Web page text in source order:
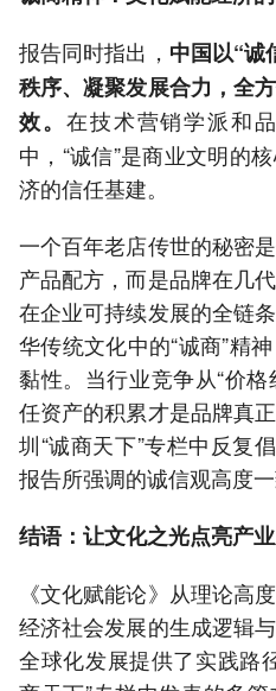
报告同时指出， 中国以“诚
秩序、凝聚发展合力，全
效。 在技术营销学派和
中，“诚信”是商业文明的
济的信任基建。
一个百年老店传世的秘密
产品配方，而是品牌在几
在企业可持续发展的全链
华传统文化中的“诚商”精
黏性。当行业竞争从“价格
任资产的积累才是品牌真
圳“诚商天下”专栏中反复
报告所强调的诚信观高度一
结语：让文化之光点亮产
《文化赋能论》从理论高
经济社会发展的生成逻辑
全球化发展提供了实践路